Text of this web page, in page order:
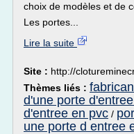
choix de modèles et de
Les portes...
Lire la suite
Site : http://
Thèmes liés :
d'une porte
d'entree en pvc /
une porte d entree